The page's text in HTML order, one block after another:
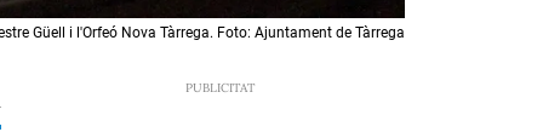
Güell i l'Orfeó Nova Tàrrega. Foto: Ajuntament de Tàrrega